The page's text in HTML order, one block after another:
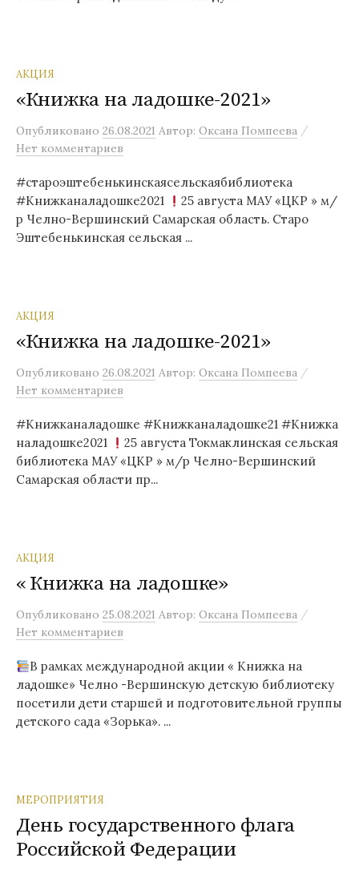
АКЦИЯ
«Книжка на ладошке-2021»
Опубликовано 26.08.2021 Автор: Оксана Помпеева /
Нет комментариев
#староэштебенькинскаясельскаябиблиотека
#Книжканаладошке2021
25 августа МАУ «ЦКР » м/
р Челно-Вершинский Самарская область. Старо
Эштебенькинская сельская ...
АКЦИЯ
«Книжка на ладошке-2021»
Опубликовано 26.08.2021 Автор: Оксана Помпеева /
Нет комментариев
#Книжканаладошке #Книжканаладошке21 #Книжка
наладошке2021
25 августа Токмаклинская сельская
библиотека МАУ «ЦКР » м/р Челно-Вершинский
Самарская области пр...
АКЦИЯ
« Книжка на ладошке»
Опубликовано 25.08.2021 Автор: Оксана Помпеева /
Нет комментариев
В рамках международной акции « Книжка на
ладошке» Челно -Вершинскую детскую библиотеку
посетили дети старшей и подготовительной группы
детского сада «Зорька». ...
МЕРОПРИЯТИЯ
День государственного флага
Российской Федерации